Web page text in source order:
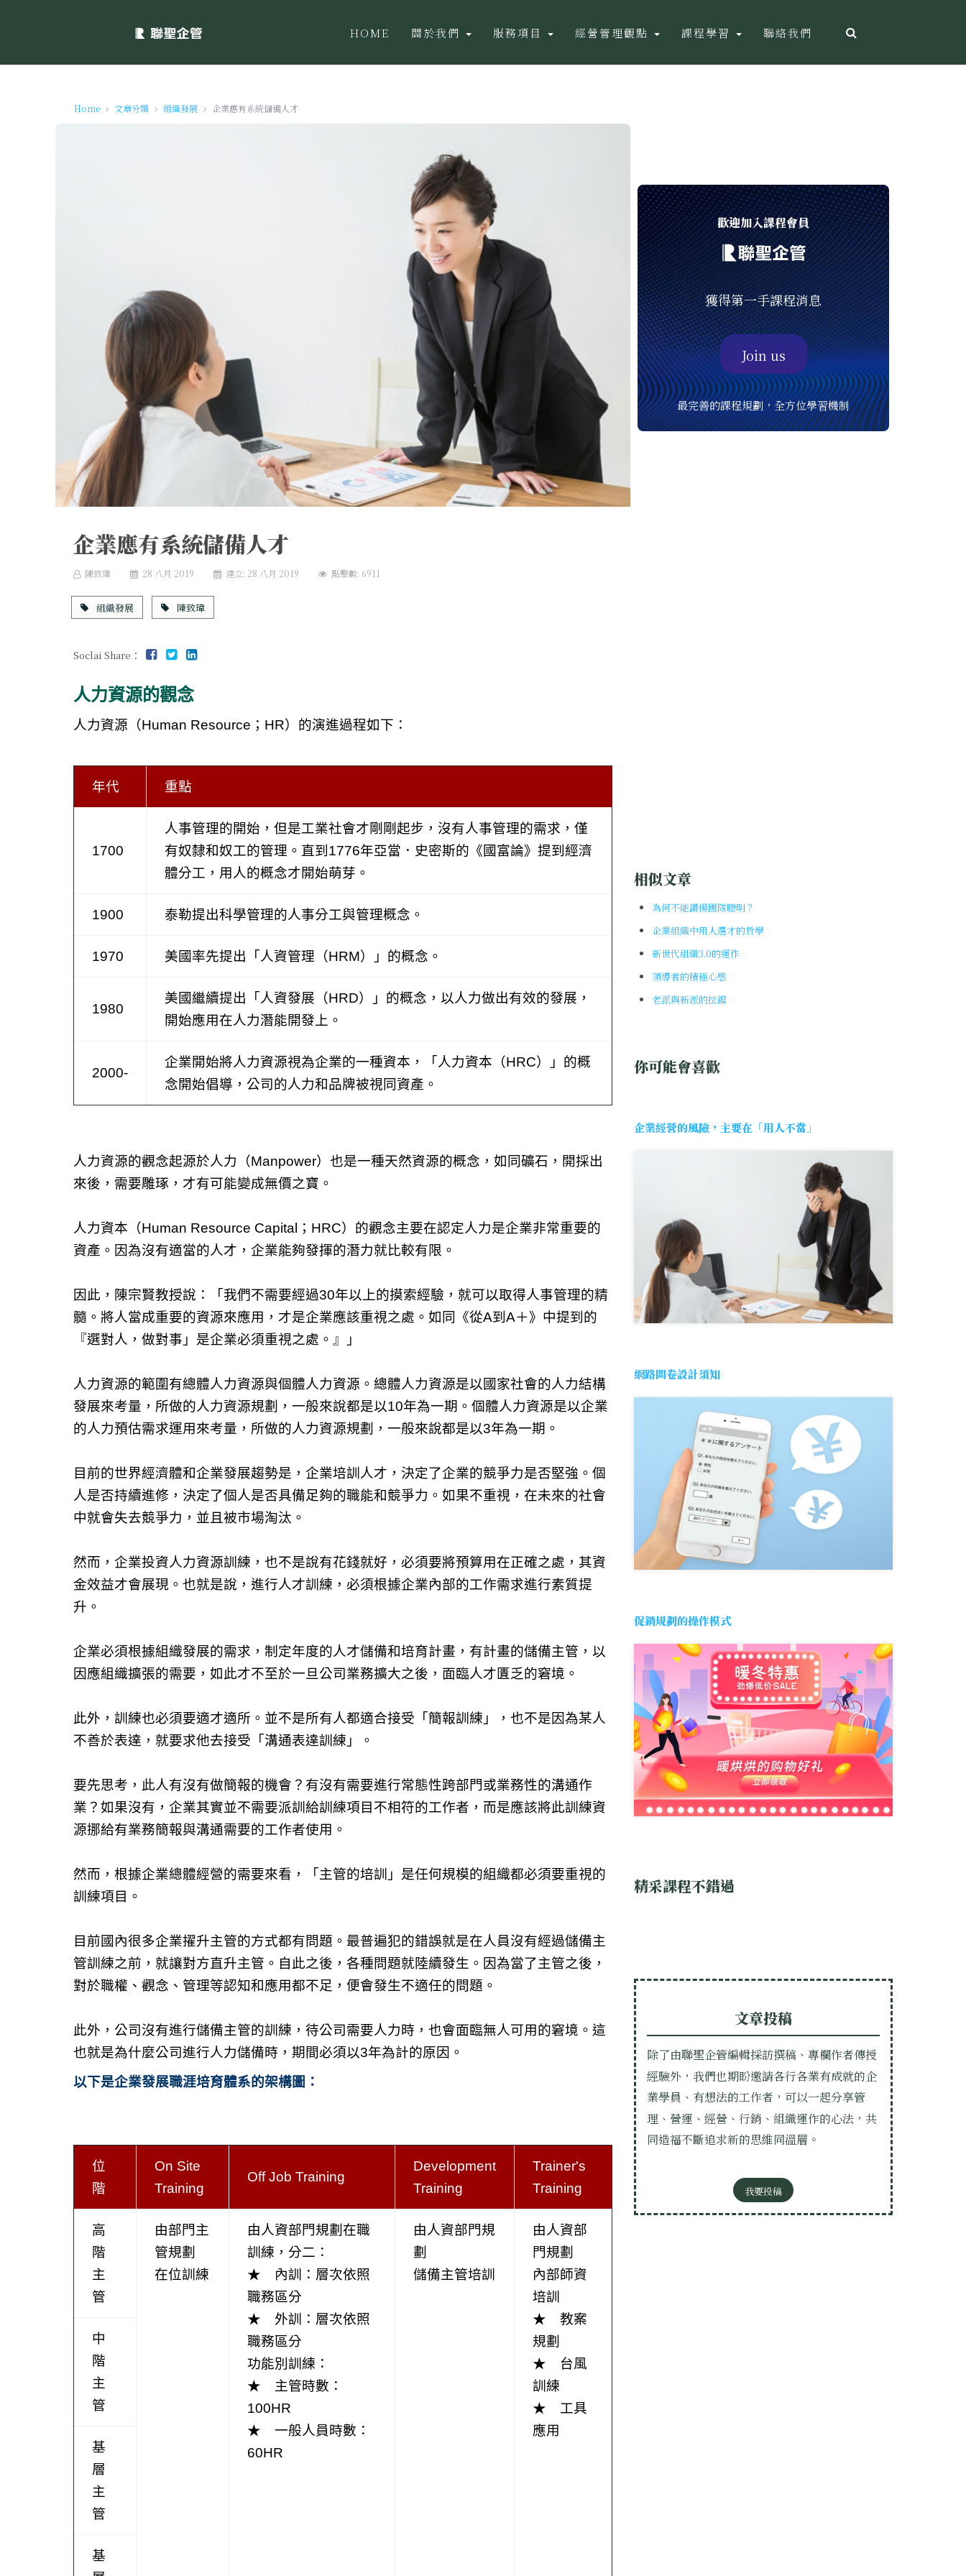
HOME 關於我們 服務項目 經營管理觀點 課程學習 聯絡我們
Home 文章分類 組織發展 企業應有系統儲備人才
企業應有系統儲備人才
陳致瑋 28 八月 2019 建立: 28 八月 2019 點擊數: 6911
組織發展 陳致瑋
Soclai Share：
人力資源的觀念
人力資源（Human Resource；HR）的演進過程如下：
年代 重點
1700
人事管理的開始，但是工業社會才剛剛起步，沒有人事管理的需求，僅
有奴隸和奴工的管理。直到1776年亞當．史密斯的《國富論》提到經濟
體分工，用人的概念才開始萌芽。
1900 泰勒提出科學管理的人事分工與管理概念。
1970 美國率先提出「人資管理（HRM）」的概念。
1980
美國繼續提出「人資發展（HRD）」的概念，以人力做出有效的發展，
開始應用在人力潛能開發上。
2000-
企業開始將人力資源視為企業的一種資本，「人力資本（HRC）」的概
念開始倡導，公司的人力和品牌被視同資產。
人力資源的觀念起源於人力（Manpower）也是一種天然資源的概念，如同礦石，開採出
來後，需要雕琢，才有可能變成無價之寶。
人力資本（Human Resource Capital；HRC）的觀念主要在認定人力是企業非常重要的
資產。因為沒有適當的人才，企業能夠發揮的潛力就比較有限。
因此，陳宗賢教授說：「我們不需要經過30年以上的摸索經驗，就可以取得人事管理的精
髓。將人當成重要的資源來應用，才是企業應該重視之處。如同《從A到A＋》中提到的
『選對人，做對事」是企業必須重視之處。』」
人力資源的範圍有總體人力資源與個體人力資源。總體人力資源是以國家社會的人力結構
發展來考量，所做的人力資源規劃，一般來說都是以10年為一期。個體人力資源是以企業
的人力預估需求運用來考量，所做的人力資源規劃，一般來說都是以3年為一期。
目前的世界經濟體和企業發展趨勢是，企業培訓人才，決定了企業的競爭力是否堅強。個
人是否持續進修，決定了個人是否具備足夠的職能和競爭力。如果不重視，在未來的社會
中就會失去競爭力，並且被市場淘汰。
然而，企業投資人力資源訓練，也不是說有花錢就好，必須要將預算用在正確之處，其資
金效益才會展現。也就是說，進行人才訓練，必須根據企業內部的工作需求進行素質提
升。
企業必須根據組織發展的需求，制定年度的人才儲備和培育計畫，有計畫的儲備主管，以
因應組織擴張的需要，如此才不至於一旦公司業務擴大之後，面臨人才匱乏的窘境。
此外，訓練也必須要適才適所。並不是所有人都適合接受「簡報訓練」，也不是因為某人
不善於表達，就要求他去接受「溝通表達訓練」。
要先思考，此人有沒有做簡報的機會？有沒有需要進行常態性跨部門或業務性的溝通作
業？如果沒有，企業其實並不需要派訓給訓練項目不相符的工作者，而是應該將此訓練資
源挪給有業務簡報與溝通需要的工作者使用。
然而，根據企業總體經營的需要來看，「主管的培訓」是任何規模的組織都必須要重視的
訓練項目。
目前國內很多企業擢升主管的方式都有問題。最普遍犯的錯誤就是在人員沒有經過儲備主
管訓練之前，就讓對方直升主管。自此之後，各種問題就陸續發生。因為當了主管之後，
對於職權、觀念、管理等認知和應用都不足，便會發生不適任的問題。
此外，公司沒有進行儲備主管的訓練，待公司需要人力時，也會面臨無人可用的窘境。這
也就是為什麼公司進行人力儲備時，期間必須以3年為計的原因。
以下是企業發展職涯培育體系的架構圖：
位
階
On Site
Training
Off Job Training
Development
Training
Trainer's
Training
高
階
主
管
由部門主
管規劃
在位訓練
由人資部門規劃在職
訓練，分二：
★ 內訓：層次依照
職務區分
★ 外訓：層次依照
職務區分
功能別訓練：
★ 主管時數：
100HR
★ 一般人員時數：
60HR
由人資部門規
劃
儲備主管培訓
由人資部
門規劃
內部師資
培訓
★ 教案
規劃
★ 台風
訓練
★ 工具
應用
中
階
主
管
基
層
主
管
基
歡迎加入課程會員
獲得第一手課程消息
Join us
最完善的課程規劃，全方位學習機制
相似文章
為何不能讚揚團隊聰明？
企業組織中用人選才的哲學
新世代組織3.0的運作
領導者的積極心態
老派與新派的拉鋸
你可能會喜歡
企業經營的風險，主要在「用人不當」
網路問卷設計須知
促銷規劃的操作模式
精采課程不錯過
文章投稿
除了由聯聖企管編輯採訪撰稿、專欄作者傳授
經驗外，我們也期盼邀請各行各業有成就的企
業學員、有想法的工作者，可以一起分享管
理、營運、經營、行銷、組織運作的心法，共
同造福不斷追求新的思維同溫層。
我要投稿